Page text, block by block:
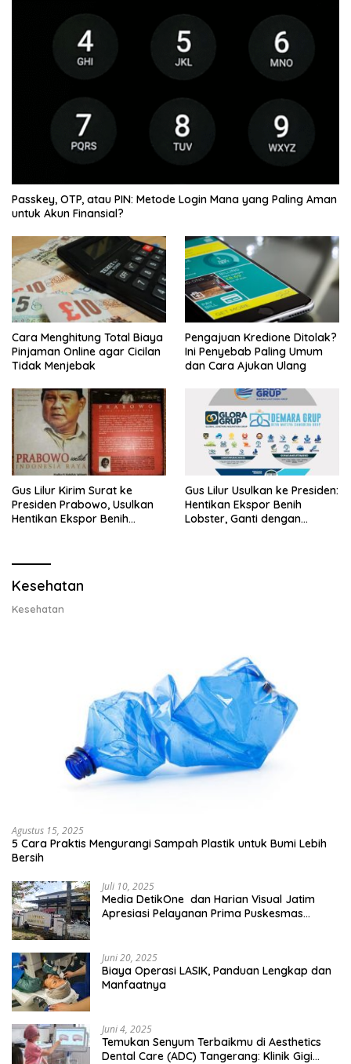
Passkey, OTP, atau PIN: Metode Login Mana yang Paling Aman
untuk Akun Finansial?
Cara Menghitung Total Biaya
Pinjaman Online agar Cicilan
Tidak Menjebak
Pengajuan Kredione Ditolak?
Ini Penyebab Paling Umum
dan Cara Ajukan Ulang
Gus Lilur Kirim Surat ke
Presiden Prabowo, Usulkan
Hentikan Ekspor Benih
Gus Lilur Usulkan ke Presiden:
Hentikan Ekspor Benih
Lobster, Ganti dengan
Kesehatan
Kesehatan
Agustus 15, 2025
5 Cara Praktis Mengurangi Sampah Plastik untuk Bumi Lebih
Bersih
Juli 10, 2025
Media DetikOne dan Harian Visual Jatim
Apresiasi Pelayanan Prima Puskesmas
Juni 20, 2025
Biaya Operasi LASIK, Panduan Lengkap dan
Manfaatnya
Juni 4, 2025
Temukan Senyum Terbaikmu di Aesthetics
Dental Care (ADC) Tangerang: Klinik Gigi